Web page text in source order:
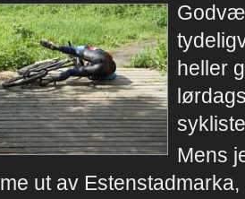
heller
Mens
ut av